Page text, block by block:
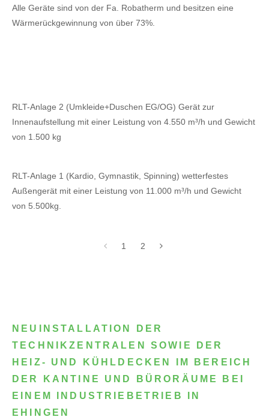
Alle Geräte sind von der Fa. Robatherm und besitzen eine
Wärmerückgewinnung von über 73%.
RLT-Anlage 2 (Umkleide+Duschen EG/OG) Gerät zur
Innenaufstellung mit einer Leistung von 4.550 m³/h und Gewicht
von 1.500 kg
RLT-Anlage 1 (Kardio, Gymnastik, Spinning) wetterfestes
Außengerät mit einer Leistung von 11.000 m³/h und Gewicht
von 5.500kg.
1 2
NEUINSTALLATION DER
TECHNIKZENTRALEN SOWIE DER
HEIZ- UND KÜHLDECKEN IM BEREICH
DER KANTINE UND BÜRORÄUME BEI
EINEM INDUSTRIEBETRIEB IN
EHINGEN